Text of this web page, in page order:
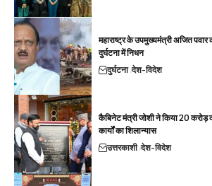
महाराष्ट्र के उपमुख्यमंत्री अजित
दुर्घटना में निधन
दुर्घटना देश-विदेश
कैबिनेट मंत्री जोशी ने किया 20 करोड़
कार्यों का शिलान्यास
उत्तरकाशी देश-विदेश